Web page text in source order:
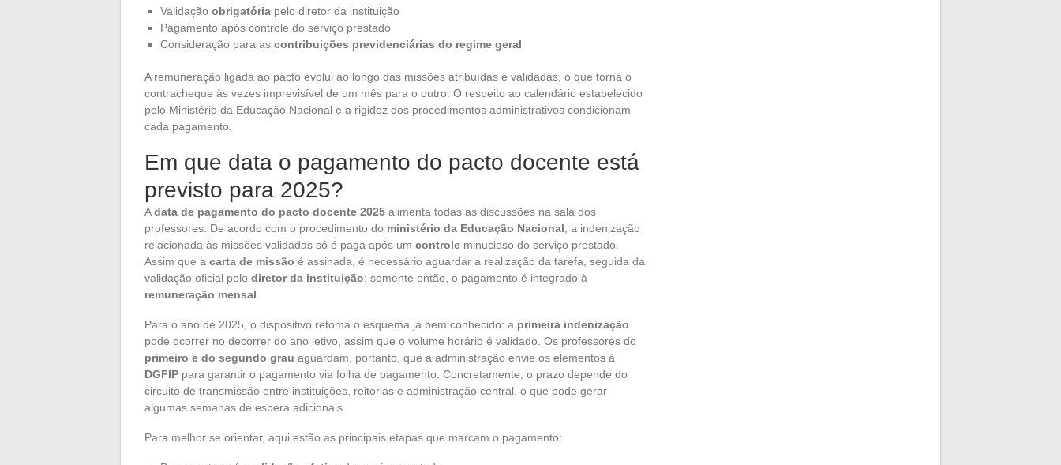
Validação obrigatória pelo diretor da instituição
Pagamento após controle do serviço prestado
Consideração para as contribuições previdenciárias do regime geral
A remuneração ligada ao pacto evolui ao longo das missões atribuídas e validadas, o que torna o
contracheque às vezes imprevisível de um mês para o outro. O respeito ao calendário estabelecido
pelo Ministério da Educação Nacional e a rigidez dos procedimentos administrativos condicionam
cada pagamento.
Em que data o pagamento do pacto docente está
previsto para 2025?
Adata de pagamento do pacto docente 2025 alimenta todas as discussões na sala dos
professores. De acordo com o procedimento do ministério da Educação Nacional , a indenização
relacionada às missões validadas só é paga após um controle minucioso do serviço prestado.
Assim que a carta de missão é assinada, é necessário aguardar a realização da tarefa, seguida da
validação oficial pelo diretor da instituição: somente então, o pagamento é integrado à
remuneração mensal
Para o ano de 2025, o dispositivo retoma o esquema já bem conhecido: a primeira indenização
pode ocorrer no decorrer do ano letivo, assim que o volume horário é validado. Os professores do
primeiro e do segundo grau aguardam, portanto, que a administração envie os elementos à
DGFIP para garantir o pagamento via folha de pagamento. Concretamente, o prazo depende do
circuito de transmissão entre instituições, reitorias e administração central, o que pode gerar
algumas semanas de espera adicionais.
Para melhor se orientar, aqui estão as principais etapas que marcam o pagamento: